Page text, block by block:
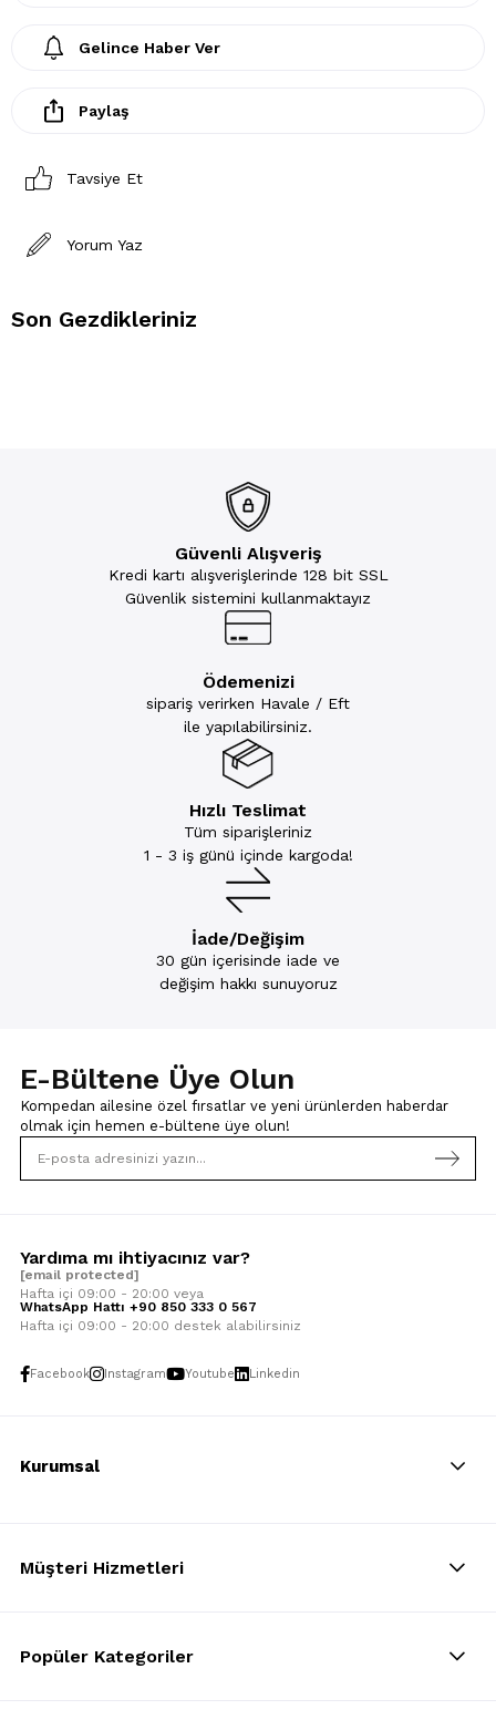
Gelince Haber Ver
Paylaş
Tavsiye Et
Yorum Yaz
Son Gezdikleriniz
Güvenli Alışveriş
Kredi kartı alışverişlerinde 128 bit SSL
Güvenlik sistemini kullanmaktayız
Ödemenizi
sipariş verirken Havale / Eft
ile yapılabilirsiniz.
Hızlı Teslimat
Tüm siparişleriniz
1 - 3 iş günü içinde kargoda!
İade/Değişim
30 gün içerisinde iade ve
değişim hakkı sunuyoruz
E-Bültene Üye Olun
Kompedan ailesine özel fırsatlar ve yeni ürünlerden haberdar
olmak için hemen e-bültene üye olun!
Yardıma mı ihtiyacınız var?
[email protected]
Hafta içi 09:00 - 20:00 veya
WhatsApp Hattı +90 850 333 0 567
Hafta içi 09:00 - 20:00 destek alabilirsiniz
Facebook Instagram Youtube Linkedin
Kurumsal
Müşteri Hizmetleri
Popüler Kategoriler